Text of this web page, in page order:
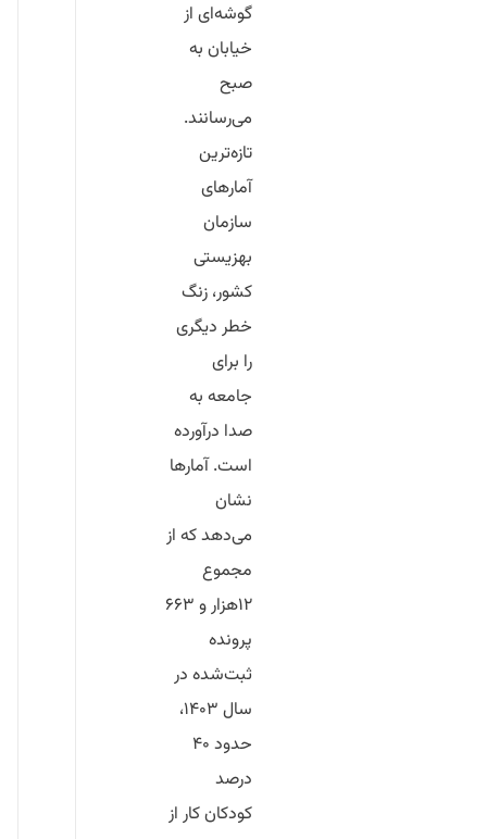
گوشه‌ای از
خیابان به
صبح
می‌رسانند.
تازه‌ترین
آمارهای
سازمان
بهزیستی
کشور، زنگ
خطر دیگری
را برای
جامعه به
صدا درآورده
است. آمارها
نشان
می‌دهد که از
مجموع
۱۲هزار و ۶۶۳
پرونده
ثبت‌شده در
سال ۱۴۰۳،
حدود ۴۰
درصد
کودکان کار از